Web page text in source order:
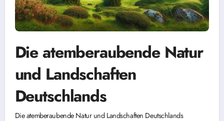
Die atemberaubende Natur
und Landschaften
Deutschlands
Die atemberaubende Natur und Landschaften Deutschlands